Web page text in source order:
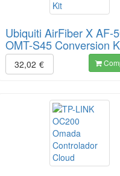
Ubiquiti AirFiber X AF-
OMT-S45 Conversion
32,02 €